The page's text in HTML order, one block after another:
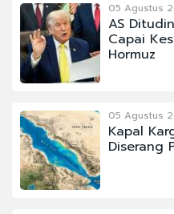
05 Agustus
AS
Capai
Hormuz
05 Agustus
Kapal
Diserang